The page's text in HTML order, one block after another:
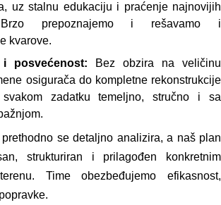
uz stalnu edukaciju i praćenje najnovijih
Brzo prepoznajemo i rešavamo i
kvarove.
posvećenost: Bez obzira na veličinu
osigurača do kompletne rekonstrukcije
zadatku temeljno, stručno i sa
se detaljno analizira, a naš plan
strukturiran i prilagođen konkretnim
Time obezbeđujemo efikasnost,